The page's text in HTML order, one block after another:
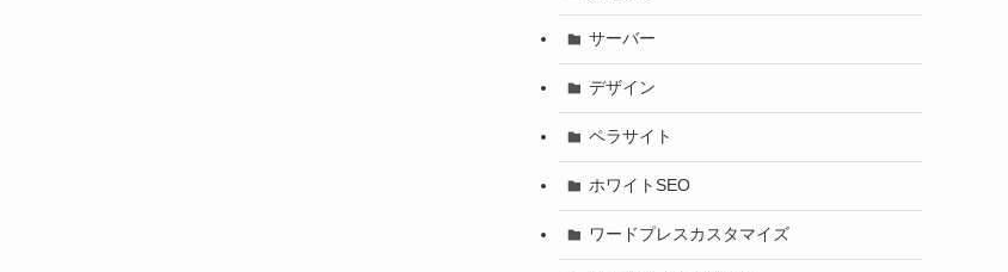
サーバー
デザイン
ペラサイト
ホワイトSEO
ワードプレスカスタマイズ